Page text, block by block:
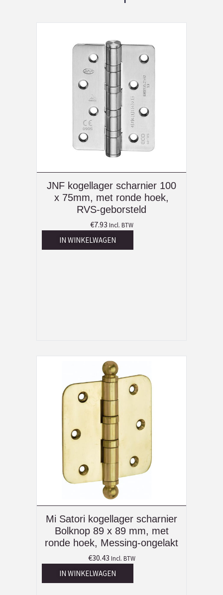
JNF kogellager scharnier 100
x 75mm, met ronde hoek,
RVS-geborsteld
€7.93 Incl. BTW
IN WINKELWAGEN
Mi Satori kogellager scharnier
Bolknop 89 x 89 mm, met
ronde hoek, Messing-ongelakt
€30.43 Incl. BTW
IN WINKELWAGEN